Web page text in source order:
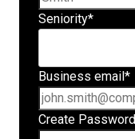
Seniority*
Business email *
Create Password